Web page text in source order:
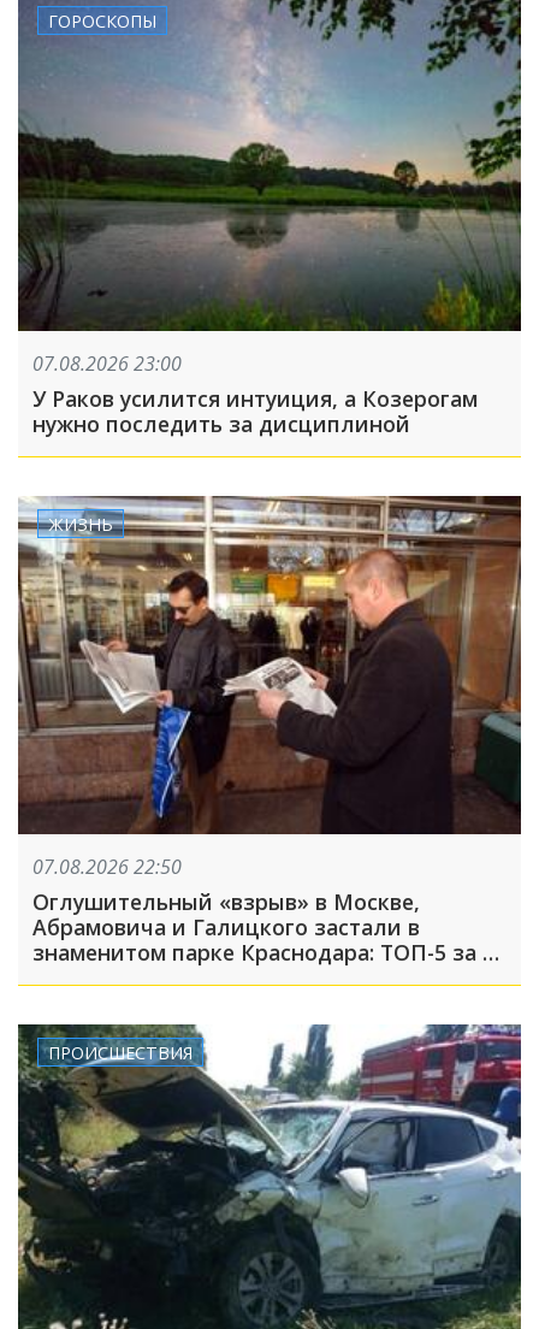
ГОРОСКОПЫ
07.08.2026 23:00
У Раков усилится интуиция, а Козерогам
нужно последить за дисциплиной
ЖИЗНЬ
07.08.2026 22:50
Оглушительный «взрыв» в Москве,
Абрамовича и Галицкого застали в
знаменитом парке Краснодара: ТОП-5 за 7
августа
ПРОИСШЕСТВИЯ